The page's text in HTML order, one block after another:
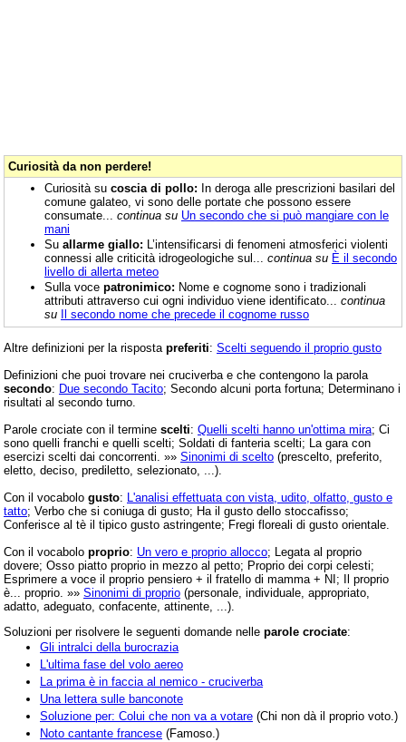
Curiosità da non perdere!
Curiosità su coscia di pollo: In deroga alle prescrizioni basilari del
comune galateo, vi sono delle portate che possono essere
consumate... continua su Un secondo che si può mangiare con le
mani
Su allarme giallo: L’intensificarsi di fenomeni atmosferici violenti
connessi alle criticità idrogeologiche sul... continua su È il secondo
livello di allerta meteo
Sulla voce patronimico: Nome e cognome sono i tradizionali
attributi attraverso cui ogni individuo viene identificato... continua
su Il secondo nome che precede il cognome russo
Altre definizioni per la risposta preferiti: Scelti seguendo il proprio gusto
Definizioni che puoi trovare nei cruciverba e che contengono la parola
secondo: Due secondo Tacito; Secondo alcuni porta fortuna; Determinano i
risultati al secondo turno.
Parole crociate con il termine scelti: Quelli scelti hanno un'ottima mira; Ci
sono quelli franchi e quelli scelti; Soldati di fanteria scelti; La gara con
esercizi scelti dai concorrenti. »» Sinonimi di scelto (prescelto, preferito,
eletto, deciso, prediletto, selezionato, ...).
Con il vocabolo gusto: L'analisi effettuata con vista, udito, olfatto, gusto e
tatto; Verbo che si coniuga di gusto; Ha il gusto dello stoccafisso;
Conferisce al tè il tipico gusto astringente; Fregi floreali di gusto orientale.
Con il vocabolo proprio: Un vero e proprio allocco; Legata al proprio
dovere; Osso piatto proprio in mezzo al petto; Proprio dei corpi celesti;
Esprimere a voce il proprio pensiero + il fratello di mamma + NI; Il proprio
è... proprio. »» Sinonimi di proprio (personale, individuale, appropriato,
adatto, adeguato, confacente, attinente, ...).
Soluzioni per risolvere le seguenti domande nelle parole crociate:
Gli intralci della burocrazia
L'ultima fase del volo aereo
La prima è in faccia al nemico - cruciverba
Una lettera sulle banconote
Soluzione per: Colui che non va a votare (Chi non dà il proprio voto.)
Noto cantante francese (Famoso.)